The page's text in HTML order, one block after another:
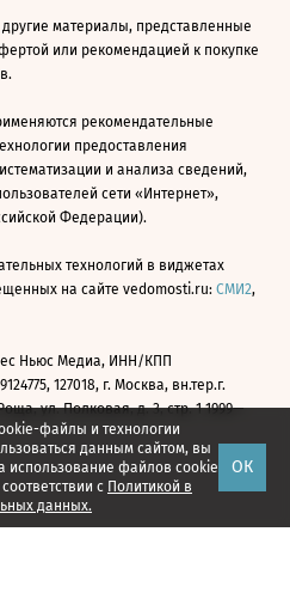
файлы и технологии
данным сайтом, вы
использование файлов cookie
с Политикой в
данных.
ОК
материалы, представленные
или рекомендацией к покупке
рекомендательные
предоставления
и анализа сведений,
сети «Интернет»,
Федерации).
технологий в виджетах
на сайте vedomosti.ru: СМИ2,
Ньюс Медиа, ИНН/КПП
127018, г. Москва, вн.тер.г.
ул. Полковая, д. 3, стр. 1 1999—